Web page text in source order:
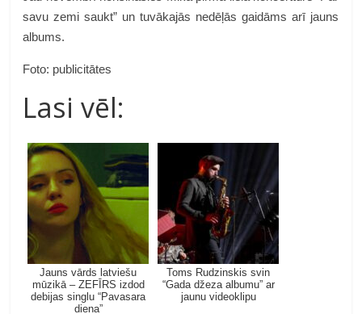
savu zemi saukt” un tuvākajās nedēļās gaidāms arī jauns
albums.
Foto: publicitātes
Lasi vēl:
Jauns vārds latviešu
mūzikā – ZEFĪRS izdod
debijas singlu “Pavasara
diena”
Toms Rudzinskis svin
“Gada džeza albumu” ar
jaunu videoklipu